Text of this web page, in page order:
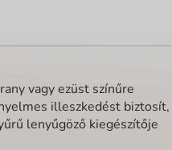
vagy ezüst színűre
illeszkedést biztosít,
lenyűgöző kiegészítője